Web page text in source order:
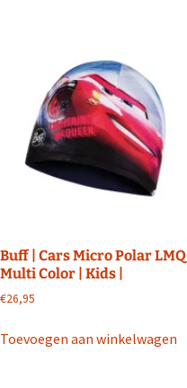
Buff | Cars Micro Polar LMQ |
Multi Color | Kids |
€26,95
Toevoegen aan winkelwagen